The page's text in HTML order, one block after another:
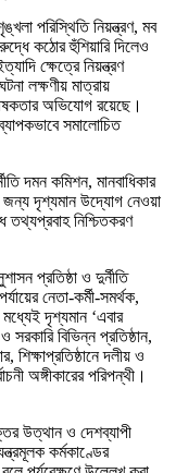
পরিস্থিতি নিয়ন্ত্রণ, মব
কঠোর হুঁশিয়ারি দিলেও
ক্ষেত্রে নিয়ন্ত্রণ
লক্ষণীয় মাত্রায়
অভিযোগ রয়েছে।
সমালোচিত
দমন কমিশন, মানবাধিকার
দৃশ্যমান উদ্যোগ নেওয়া
তথ্যপ্রবাহ নিশ্চিতকরণ
প্রতিষ্ঠা ও দুর্নীতি
নেতা-কর্মী-সমর্থক,
দৃশ্যমান ‘এবার
বিভিন্ন প্রতিষ্ঠান,
শিক্ষাপ্রতিষ্ঠানে দলীয় ও
অঙ্গীকারের পরিপন্থী।
উত্থান ও দেশব্যাপী
কর্মকাণ্ডের